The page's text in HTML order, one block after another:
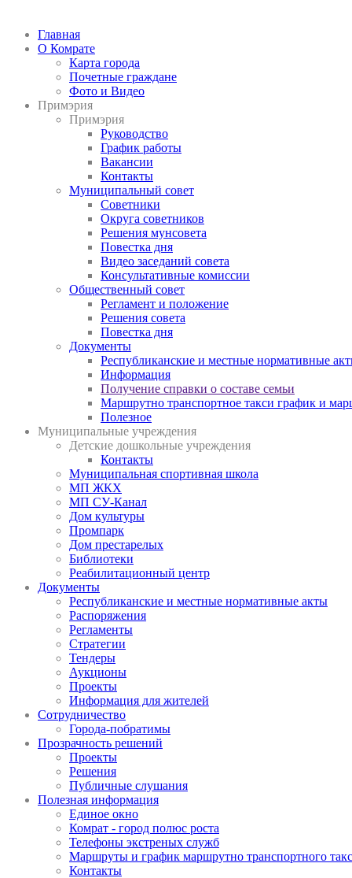
Главная
О Комрате
Карта города
Почетные граждане
Фото и Видео
Примэрия
Примэрия
Руководство
График работы
Вакансии
Контакты
Муниципальный совет
Советники
Округа советников
Решения мунсовета
Повестка дня
Видео заседаний совета
Консультативные комиссии
Общественный совет
Регламент и положение
Решения совета
Повестка дня
Документы
Республиканские и местные нормативные
Информация
Получение справки о составе семьи
Маршрутно транспортное такси график и
Полезное
Муниципальные учреждения
Детские дошкольные учреждения
Контакты
Муниципальная спортивная школа
МП ЖКХ
МП СУ-Канал
Дом культуры
Промпарк
Дом престарелых
Библиотеки
Реабилитационный центр
Документы
Республиканские и местные нормативные акты
Распоряжения
Регламенты
Стратегии
Тендеры
Аукционы
Проекты
Информация для жителей
Сотрудничество
Города-побратимы
Прозрачность решений
Проекты
Решения
Публичные слушания
Полезная информация
Единое окно
Комрат - город полюс роста
Телефоны экстреных служб
Маршруты и график маршрутно транспортного
Контакты